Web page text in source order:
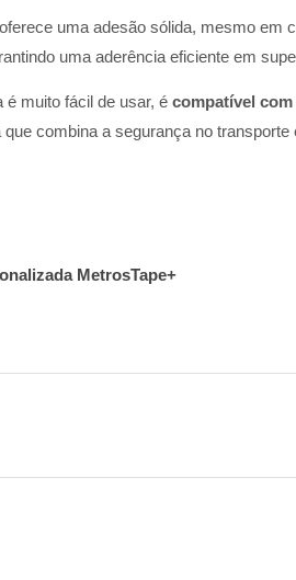
uma adesão sólida, mesmo
uma aderência eficiente em
é muito fácil de usar, é compatível
combina a segurança no
MetrosTape+